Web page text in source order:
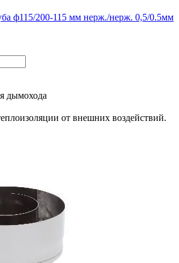
ф115/200-115 мм нерж./нерж. 0,5/0.5мм
дымохода
от внешних воздействий.